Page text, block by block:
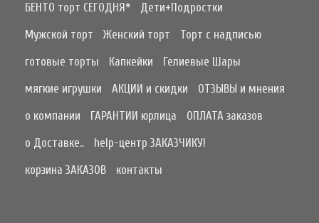
БЕНТО торт СЕГОДНЯ*
Дети+Подростки
Мужской торт
Женский торт
Торт с надписью
готовые торты
Капкейки
Гелиевые Шары
мягкие игрушки
АКЦИИ и скидки
ОТЗЫВЫ и мнения
о компании
ГАРАНТИИ юрлица
ОПЛАТА заказов
о Доставке..
help-центр ЗАКАЗЧИКУ!
корзина ЗАКАЗОВ
контакты